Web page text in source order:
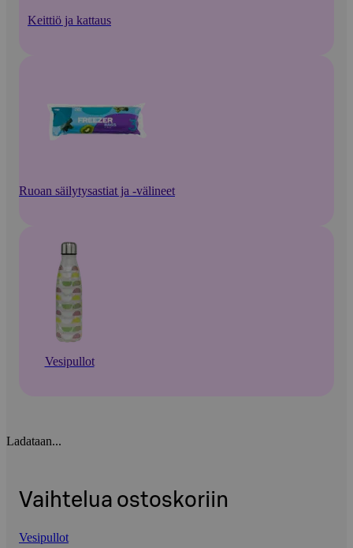
Keittiö ja kattaus
Ruoan säilytysastiat ja -välineet
Vesipullot
Ladataan...
Vaihtelua ostoskoriin
Vesipullot